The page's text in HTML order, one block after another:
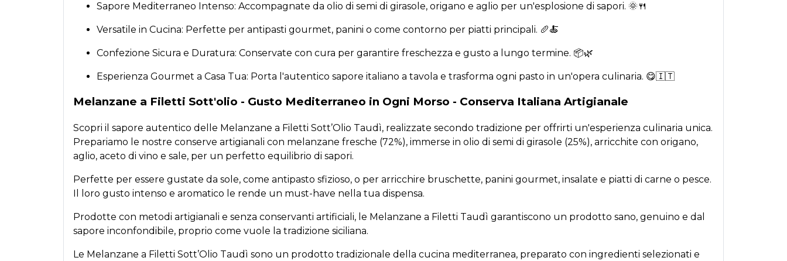
Sapore Mediterraneo Intenso: Accompagnate da olio di semi di girasole, origano e aglio per un'esplosione di sapori. 🌞🍴
Versatile in Cucina: Perfette per antipasti gourmet, panini o come contorno per piatti principali. 🥖🍝
Confezione Sicura e Duratura: Conservate con cura per garantire freschezza e gusto a lungo termine. 📦🌿
Esperienza Gourmet a Casa Tua: Porta l'autentico sapore italiano a tavola e trasforma ogni pasto in un'opera culinaria. 😋🇮🇹
Melanzane a Filetti Sott'olio - Gusto Mediterraneo in Ogni Morso - Conserva Italiana Artigianale
Scopri il sapore autentico delle Melanzane a Filetti Sott’Olio Taudì, realizzate secondo tradizione per offrirti un'esperienza culinaria unica.
Prepariamo le nostre conserve artigianali con melanzane fresche (72%), immerse in olio di semi di girasole (25%), arricchite con origano,
aglio, aceto di vino e sale, per un perfetto equilibrio di sapori.
Perfette per essere gustate da sole, come antipasto sfizioso, o per arricchire bruschette, panini gourmet, insalate e piatti di carne o pesce.
Il loro gusto intenso e aromatico le rende un must-have nella tua dispensa.
Prodotte con metodi artigianali e senza conservanti artificiali, le Melanzane a Filetti Taudì garantiscono un prodotto sano, genuino e dal
sapore inconfondibile, proprio come vuole la tradizione siciliana.
Le Melanzane a Filetti Sott’Olio Taudì sono un prodotto tradizionale della cucina mediterranea, preparato con ingredienti selezionati e